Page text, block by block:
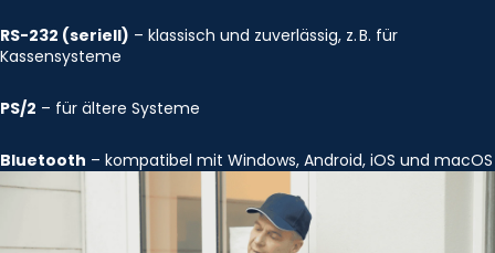
RS-232 (seriell) – klassisch und zuverlässig, z. B. für
Kassensysteme
PS/2 – für ältere Systeme
Bluetooth – kompatibel mit Windows, Android, iOS und macOS